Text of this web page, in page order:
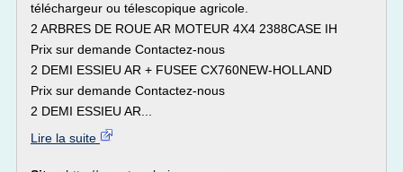
téléchargeur ou télescopique agricole.
2 ARBRES DE ROUE AR MOTEUR 4X4 2388CASE IH
Prix sur demande Contactez-nous
2 DEMI ESSIEU AR + FUSEE CX760NEW-HOLLAND
Prix sur demande Contactez-nous
2 DEMI ESSIEU AR...
Lire la suite